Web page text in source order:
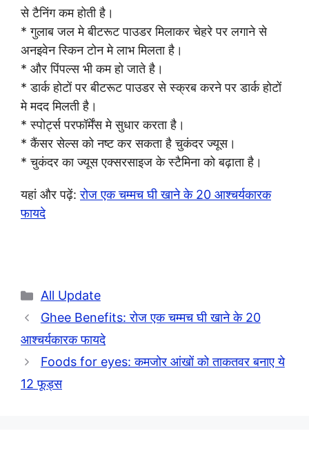
से टैनिंग कम होती है।
* गुलाब जल मे बीटरूट पाउडर मिलाकर चेहरे पर लगाने से
अनइवेन स्किन टोन मे लाभ मिलता है।
* और पिंपल्स भी कम हो जाते है।
* डार्क होटों पर बीटरूट पाउडर से स्क्रब करने पर डार्क होटों
मे मदद मिलती है।
* स्पोर्ट्स परफॉर्मेंस मे सुधार करता है।
* कैंसर सेल्स को नष्ट कर सकता है चुकंदर ज्यूस।
* चुकंदर का ज्यूस एक्सरसाइज के स्टैमिना को बढ़ाता है।
यहां और पढ़ें:रोज एक चम्मच घी खाने के 20 आश्चर्यकारक
फायदे
Categories
All Update
Ghee Benefits: रोज एक चम्मच घी खाने के 20
आश्चर्यकारक फायदे
Foods for eyes: कमजोर आंखों को ताकतवर बनाए ये
12 फूड्स